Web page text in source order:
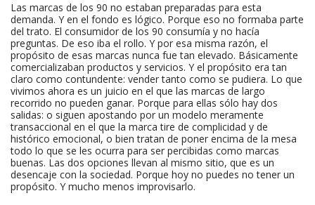
Las marcas de los 90 no estaban preparadas para esta
demanda. Y en el fondo es lógico. Porque eso no formaba parte
del trato. El consumidor de los 90 consumía y no hacía
preguntas. De eso iba el rollo. Y por esa misma razón, el
propósito de esas marcas nunca fue tan elevado. Básicamente
comercializaban productos y servicios. Y el propósito era tan
claro como contundente: vender tanto como se pudiera. Lo que
vivimos ahora es un juicio en el que las marcas de largo
recorrido no pueden ganar. Porque para ellas sólo hay dos
salidas: o siguen apostando por un modelo meramente
transaccional en el que la marca tire de complicidad y de
histórico emocional, o bien tratan de poner encima de la mesa
todo lo que se les ocurra para ser percibidas como marcas
buenas. Las dos opciones llevan al mismo sitio, que es un
desencaje con la sociedad. Porque hoy no puedes no tener un
propósito. Y mucho menos improvisarlo.